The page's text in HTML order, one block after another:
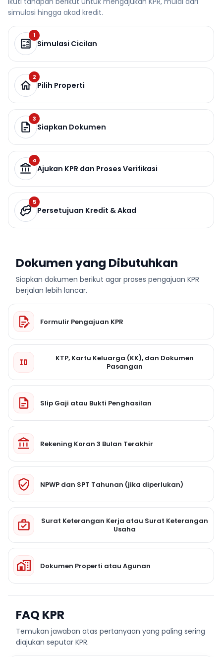
simulasi hingga akad kredit.
1
Simulasi Cicilan
2
Pilih Properti
3
Siapkan Dokumen
4
Ajukan KPR dan Proses Verifikasi
5
Persetujuan Kredit & Akad
Dokumen yang Dibutuhkan
Siapkan dokumen berikut agar proses pengajuan KPR
berjalan lebih lancar.
Formulir Pengajuan KPR
KTP, Kartu Keluarga (KK), dan Dokumen
Pasangan
Slip Gaji atau Bukti Penghasilan
Rekening Koran 3 Bulan Terakhir
NPWP dan SPT Tahunan (jika diperlukan)
Surat Keterangan Kerja atau Surat Keterangan
Usaha
Dokumen Properti atau Agunan
FAQ KPR
Temukan jawaban atas pertanyaan yang paling sering
diajukan seputar KPR.